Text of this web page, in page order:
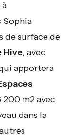
Sophia
de surface de
Hive, avec
apportera
m2 avec
dans la